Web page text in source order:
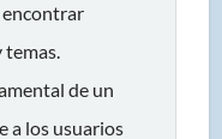
temas.
de un
a los usuarios